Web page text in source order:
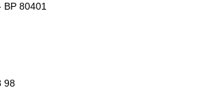
BP 80401
98